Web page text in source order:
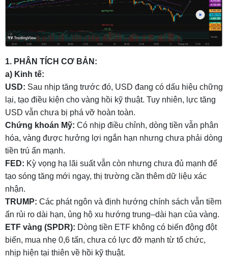
1. PHÂN TÍCH CƠ BẢN:
a) Kinh tế:
USD: Sau nhịp tăng trước đó, USD đang có dấu hiệu chững
lại, tạo điều kiện cho vàng hồi kỹ thuật. Tuy nhiên, lực tăng
USD vẫn chưa bị phá vỡ hoàn toàn.
Chứng khoán Mỹ: Có nhịp điều chỉnh, dòng tiền vẫn phân
hóa, vàng được hưởng lợi ngắn hạn nhưng chưa phải dòng
tiền trú ẩn mạnh.
FED: Kỳ vọng hạ lãi suất vẫn còn nhưng chưa đủ mạnh để
tạo sóng tăng mới ngay, thị trường cần thêm dữ liệu xác
nhận.
TRUMP: Các phát ngôn và định hướng chính sách vẫn tiềm
ẩn rủi ro dài hạn, ủng hộ xu hướng trung–dài hạn của vàng.
ETF vàng (SPDR): Dòng tiền ETF không có biến động đột
biến, mua nhẹ 0,6 tấn, chưa có lực đỡ mạnh từ tổ chức,
nhịp hiện tại thiên về hồi kỹ thuật.